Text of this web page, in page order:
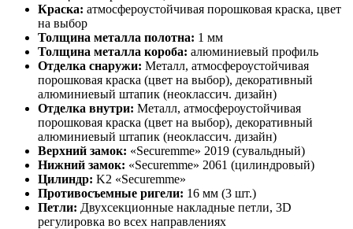
Краска: атмосфероустойчивая порошковая краска, цвет
на выбор
Толщина металла полотна: 1 мм
Толщина металла короба: алюминиевый профиль
Отделка снаружи: Металл, атмосфероустойчивая
порошковая краска (цвет на выбор), декоративный
алюминиевый штапик (неоклассич. дизайн)
Отделка внутри: Металл, атмосфероустойчивая
порошковая краска (цвет на выбор), декоративный
алюминиевый штапик (неоклассич. дизайн)
Верхний замок: «Securemme» 2019 (сувальдный)
Нижний замок: «Securemme» 2061 (цилиндровый)
Цилиндр: K2 «Securemme»
Противосъемные ригели: 16 мм (3 шт.)
Петли: Двухсекционные накладные петли, 3D
регулировка во всех направлениях